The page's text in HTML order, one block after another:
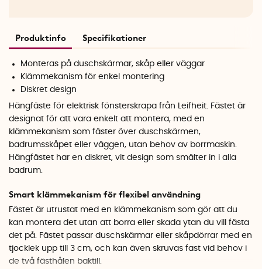
Produktinfo Specifikationer
Monteras på duschskärmar, skåp eller väggar
Klämmekanism för enkel montering
Diskret design
Hängfäste för elektrisk fönsterskrapa från Leifheit. Fästet är
designat för att vara enkelt att montera, med en
klämmekanism som fäster över duschskärmen,
badrumsskåpet eller väggen, utan behov av borrmaskin.
Hängfästet har en diskret, vit design som smälter in i alla
badrum.
Smart klämmekanism för flexibel användning
Fästet är utrustat med en klämmekanism som gör att du
kan montera det utan att borra eller skada ytan du vill fästa
det på. Fästet passar duschskärmar eller skåpdörrar med en
tjocklek upp till 3 cm, och kan även skruvas fast vid behov i
de två fästhålen baktill.